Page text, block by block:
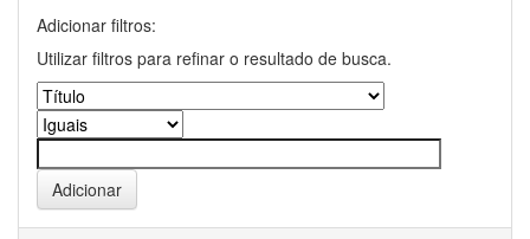
Adicionar filtros:
Utilizar filtros para refinar o resultado de busca.